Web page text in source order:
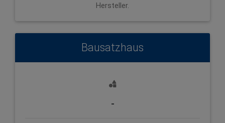
Hersteller.
Bausatzhaus
-